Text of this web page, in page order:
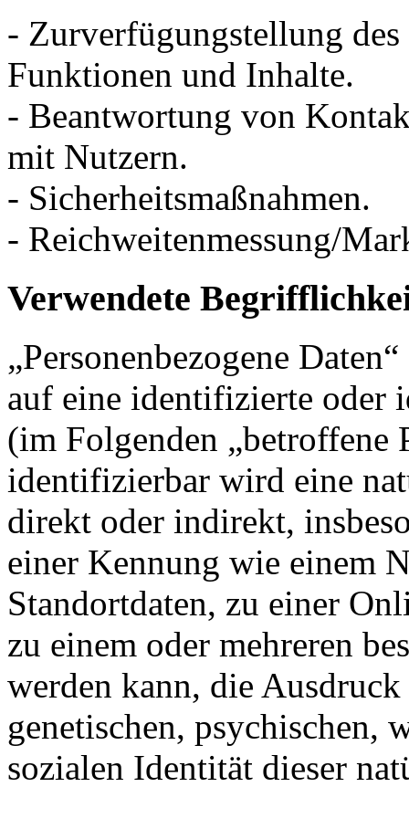
- Zurverfügungstellung
Funktionen und Inhalte.
- Beantwortung von
mit Nutzern.
- Sicherheitsmaßnahmen.
- Reichweitenmessung/
Verwendete
„Personenbezogene
auf eine identifizierte oder
(im Folgenden „betroffene
identifizierbar wird eine
direkt oder indirekt,
einer Kennung wie einem
Standortdaten, zu einer
zu einem oder mehreren
werden kann, die
genetischen, psychischen,
sozialen Identität dieser